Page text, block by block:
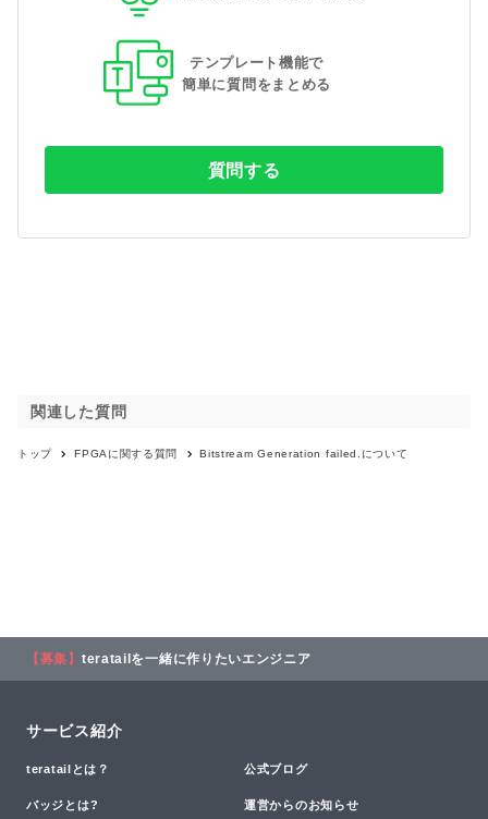
テンプレート機能で
簡単に質問をまとめる
質問する
関連した質問
トップ FPGA に関する質問 Bitstream Generation failed.について
【募集】 teratailを一緒に作りたいエンジニア
サービス紹介
teratailとは？ 公式ブログ
バッジとは? 運営からのお知らせ